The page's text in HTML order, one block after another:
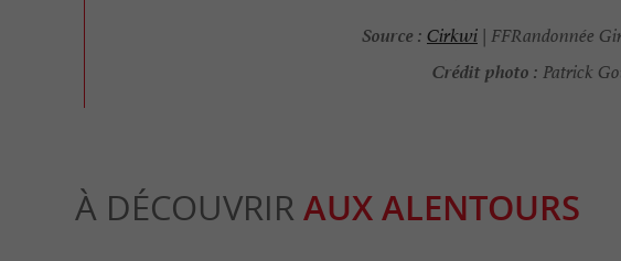
Source : Cirkwi| FFRandonnée
Crédit photo : Patrick
À DÉCOUVRIR AUX ALENTOURS